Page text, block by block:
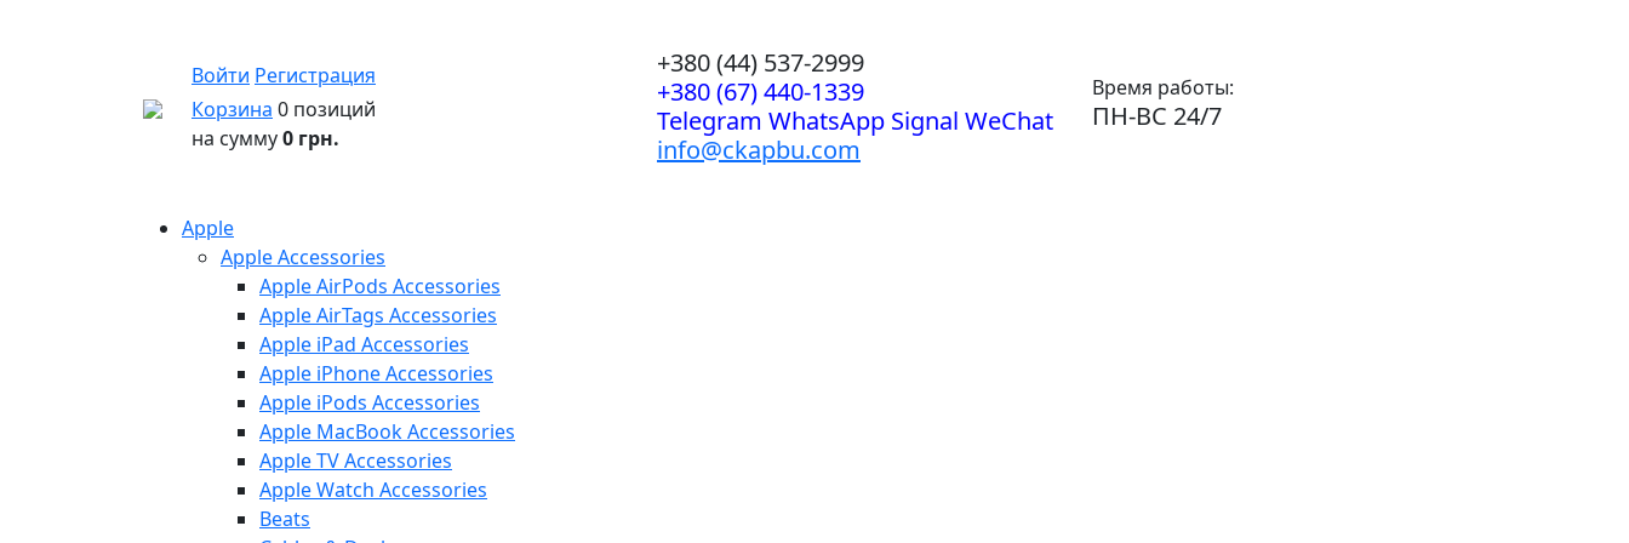
Войти Регистрация
Корзина 0 позиций
на сумму0 грн.
+380 (44) 537-2999
+380 (67) 440-1339
Telegram WhatsApp Signal WeChat
info@ckapbu.com
Время работы:
ПН-ВС 24/7
Apple
Apple Accessories
Apple AirPods Accessories
Apple AirTags Accessories
Apple iPad Accessories
Apple iPhone Accessories
Apple iPods Accessories
Apple MacBook Accessories
Apple TV Accessories
Apple Watch Accessories
Beats